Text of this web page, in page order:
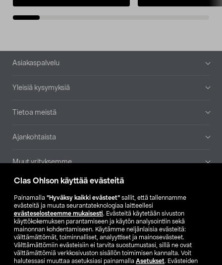
Clas Ohlson käyttää evästeitä
Painamalla ”Hyväksy kaikki evästeet” sallit, että tallennamme
evästeitä ja muuta seurantateknologiaa laitteellesi
evästeselosteemme mukaisesti. Evästeitä käytetään sivuston
käyttökokemuksen parantamiseen ja käytön analysointiin sekä
mainonnan kohdentamiseen. Käytämme neljänlaisia evästeitä:
välttämättömät, toiminnalliset, analyyttiset ja mainosevästeet.
Välttämättömiin evästeisiin ei tarvita suostumustasi, sillä ne ovat
välttämättömiä verkkosivuston sisällön toimimisen kannalta. Voit
halutessasi muuttaa asetuksiasi painamalla Asetukset. Evästeiden
Alatunniste
Asiakaspalvelu
Yleisiä kysymyksiä
Tietoa meistä
Ajankohtaista
Muut yrityksemme
Etsi myymälä
SE NO FI
FI SV